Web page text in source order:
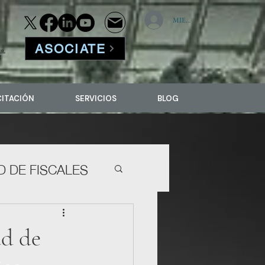
ASOCIATE
MIEMBROS
SERVICIOS BLOG
DE FISCALES
de